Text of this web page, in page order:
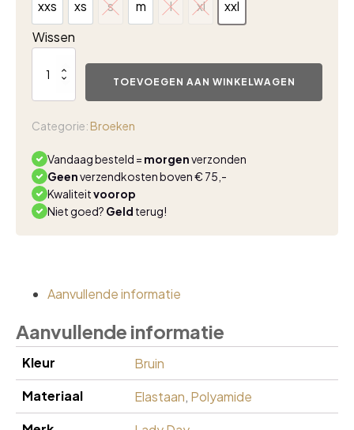
xxs
xxs
xs
xs
s
s
m
m
l
l
xl
xl
xxl
xxl
Wissen
Day
cinnamon
TOEVOEGEN AAN WINKELWAGEN
Categorie: Broeken
Vandaag besteld = morgenverzonden
Geenverzendkosten boven € 75,-
Kwaliteitvoorop
Niet goed? Geld terug!
Aanvullende informatie
Aanvullende informatie
Kleur
Bruin
Materiaal
Elastaan, Polyamide